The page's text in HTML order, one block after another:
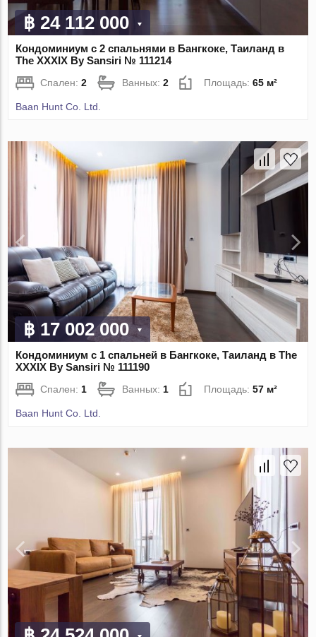
฿ 24 112 000
Кондоминиум с 2 спальнями в Бангкоке, Таиланд в
The XXXIX By Sansiri № 111214
Спален:2 Ванных:2 Площадь:65 м²
Baan Hunt Co. Ltd.
฿ 17 002 000
Кондоминиум с 1 спальней в Бангкоке, Таиланд в The
XXXIX By Sansiri № 111190
Спален: 1 Ванных: 1 Площадь:57 м²
Baan Hunt Co. Ltd.